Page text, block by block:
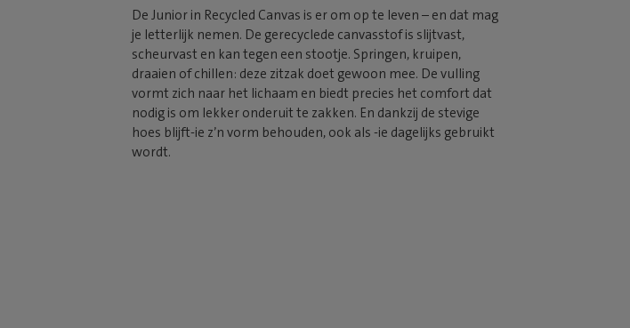
De Junior in Recycled Canvas is er om op te leven – en dat mag
je letterlijk nemen. De gerecyclede canvasstof is slijtvast,
scheurvast en kan tegen een stootje. Springen, kruipen,
draaien of chillen: deze zitzak doet gewoon mee. De vulling
vormt zich naar het lichaam en biedt precies het comfort dat
nodig is om lekker onderuit te zakken. En dankzij de stevige
hoes blijft-ie z’n vorm behouden, ook als -ie dagelijks gebruikt
wordt.